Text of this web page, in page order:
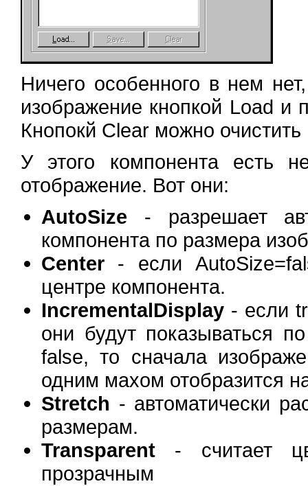
Ничего особенного в нем
изображение кнопкой Load и
Кнопокй Clear можно
У этого компонента есть
отображение. Вот они:
AutoSize - разрешает
компонента по размера
Center - если
центре компонента.
IncrementalDisplay - если
они будут показываться
false, то сначала
одним махом отобразится
Stretch - автоматически
размерам.
Transparent - считает
прозрачным